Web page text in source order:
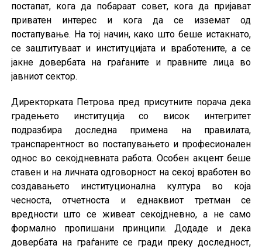
постапат, кога да побараат совет, кога да пријават
приватен интерес и кога да се изземат од
постапување. На тој начин, како што беше истакнато,
се заштитуваат и институцијата и вработените, а се
јакне довербата на граѓаните и правните лица во
јавниот сектор.
Директорката Петрова пред присутните порача дека
градењето институција со висок интегритет
подразбира доследна примена на правилата,
транспарентност во постапувањето и професионален
однос во секојдневната работа. Особен акцент беше
ставен и на личната одговорност на секој вработен во
создавањето институционална култура во која
чесноста, отчетноста и еднаквиот третман се
вредности што се живеат секојдневно, а не само
формално пропишани принципи. Додаде и дека
довербата на граѓаните се гради преку доследност,